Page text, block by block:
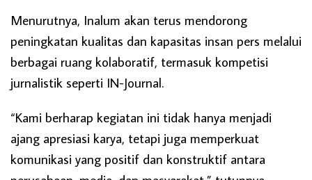
Menurutnya, Inalum akan terus mendorong
peningkatan kualitas dan kapasitas insan pers melalui
berbagai ruang kolaboratif, termasuk kompetisi
jurnalistik seperti IN-Journal.
“Kami berharap kegiatan ini tidak hanya menjadi
ajang apresiasi karya, tetapi juga memperkuat
komunikasi yang positif dan konstruktif antara